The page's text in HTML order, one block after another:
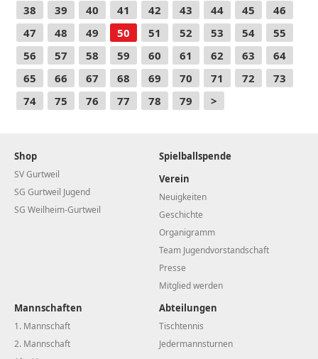
38
39 40 41 42 43 44 45
46
47
48 49 50 51 52 53 54
55
56
57 58 59 60 61 62 63
64
65
66 67 68 69 70 71 72
73
74
75 76 77 78 79 >
Shop
SV Gurtweil
SG Gurtweil Jugend
SG Weilheim-Gurtweil
Spielballspende
Verein
Neuigkeiten
Geschichte
Organigramm
Team Jugendvorstandschaft
Presse
Mitglied werden
Mannschaften
1. Mannschaft
2. Mannschaft
Abteilungen
Tischtennis
Jedermannsturnen